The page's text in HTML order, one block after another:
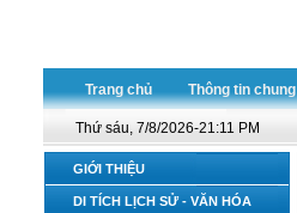
Trang chủ Thông tin chung
Thứ sáu, 7/8/2026-21:11 PM
GIỚI THIỆU
DI TÍCH LỊCH SỬ - VĂN HÓA